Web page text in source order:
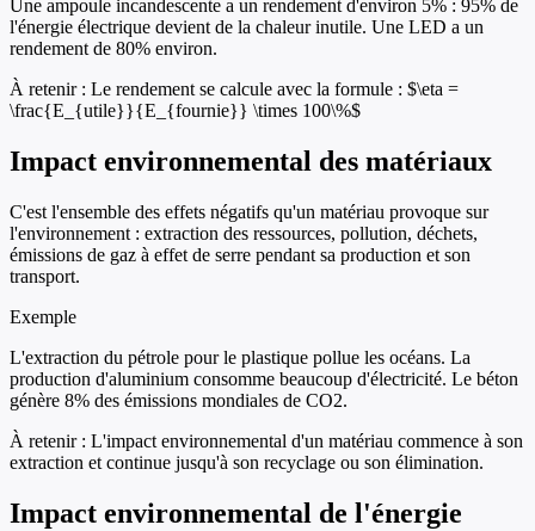
Une ampoule incandescente a un rendement d'environ 5% : 95% de
l'énergie électrique devient de la chaleur inutile. Une LED a un
rendement de 80% environ.
À retenir : Le rendement se calcule avec la formule : $\eta =
\frac{E_{utile}}{E_{fournie}} \times 100\%$
Impact environnemental des matériaux
C'est l'ensemble des effets négatifs qu'un matériau provoque sur
l'environnement : extraction des ressources, pollution, déchets,
émissions de gaz à effet de serre pendant sa production et son
transport.
Exemple
L'extraction du pétrole pour le plastique pollue les océans. La
production d'aluminium consomme beaucoup d'électricité. Le béton
génère 8% des émissions mondiales de CO2.
À retenir : L'impact environnemental d'un matériau commence à son
extraction et continue jusqu'à son recyclage ou son élimination.
Impact environnemental de l'énergie